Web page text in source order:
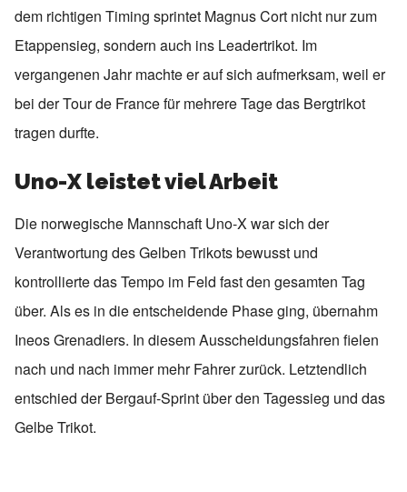
dem richtigen Timing sprintet Magnus Cort nicht nur zum
Etappensieg, sondern auch ins Leadertrikot. Im
vergangenen Jahr machte er auf sich aufmerksam, weil er
bei der Tour de France für mehrere Tage das Bergtrikot
tragen durfte.
Uno-X leistet viel Arbeit
Die norwegische Mannschaft Uno-X war sich der
Verantwortung des Gelben Trikots bewusst und
kontrollierte das Tempo im Feld fast den gesamten Tag
über. Als es in die entscheidende Phase ging, übernahm
Ineos Grenadiers. In diesem Ausscheidungsfahren fielen
nach und nach immer mehr Fahrer zurück. Letztendlich
entschied der Bergauf-Sprint über den Tagessieg und das
Gelbe Trikot.